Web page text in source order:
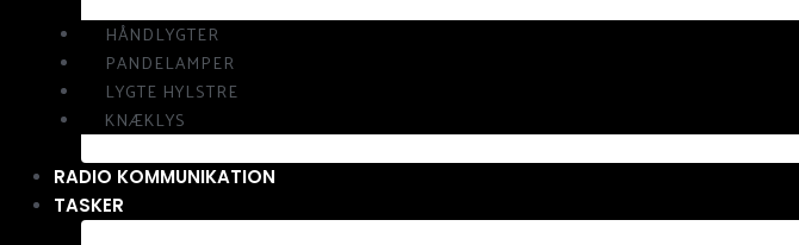
HÅNDLYGTER
PANDELAMPER
LYGTE HYLSTRE
KNÆKLYS
RADIO KOMMUNIKATION
TASKER